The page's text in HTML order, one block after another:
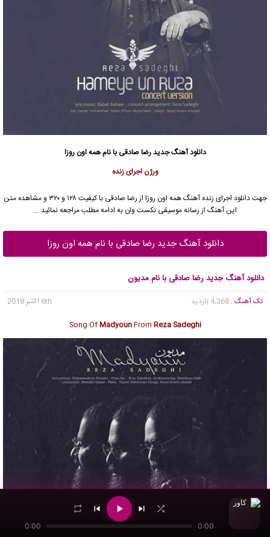
دانلود آهنگ جدیدرضا صادقی با نام همه اون روزا
ورژن اجرای زنده
جهت دانلود اجرای زنده آهنگ همه اون روزا از رضا صادقی
با کیفیت ۱۲۸ و ۳۲۰ و مشاهده متن
این آهنگ از رسانه موسیقی نکست وان به ادامه مطلب مراجعه نمائید …
دانلود آهنگ جدید رضا صادقی با نام همه اون روزا
دانلود آهنگ جدید رضا صادقی با نام مدیون
تک آهنگ , 4,368 بازدید
6th اکتبر 2018
Song OfMadyounFrom Reza Sadeghi
0:00
0:00